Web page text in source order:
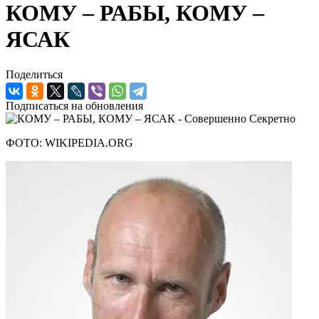
КОМУ – РАБЫ, КОМУ –
ЯСАК
Поделиться
Подписаться на обновления
ФОТО: WIKIPEDIA.ORG